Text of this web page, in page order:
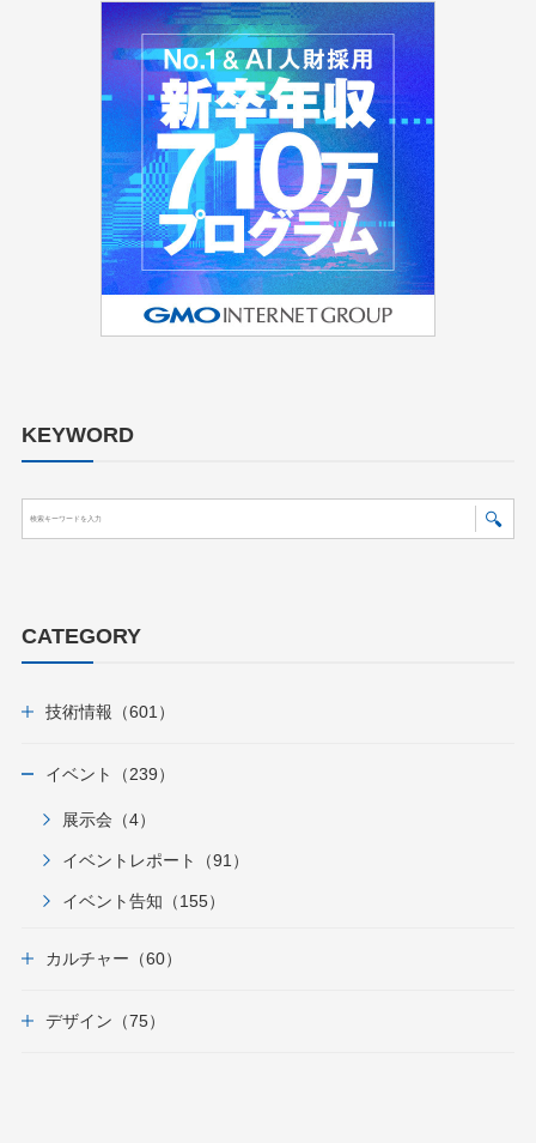
KEYWORD
CATEGORY
技術情報（601）
イベント（239）
展示会（4）
イベントレポート（91）
イベント告知（155）
カルチャー（60）
デザイン（75）